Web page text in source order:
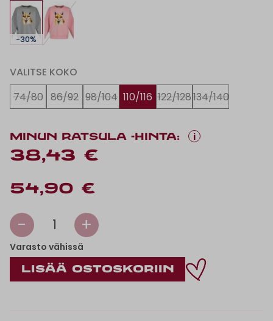
-30%
VALITSE KOKO
74/80 86/92 98/104 110/116 122/128134/140
MINUN RATSULA -HINTA: i
38,43 €
54,90 €
- 1 +
Varasto vähissä